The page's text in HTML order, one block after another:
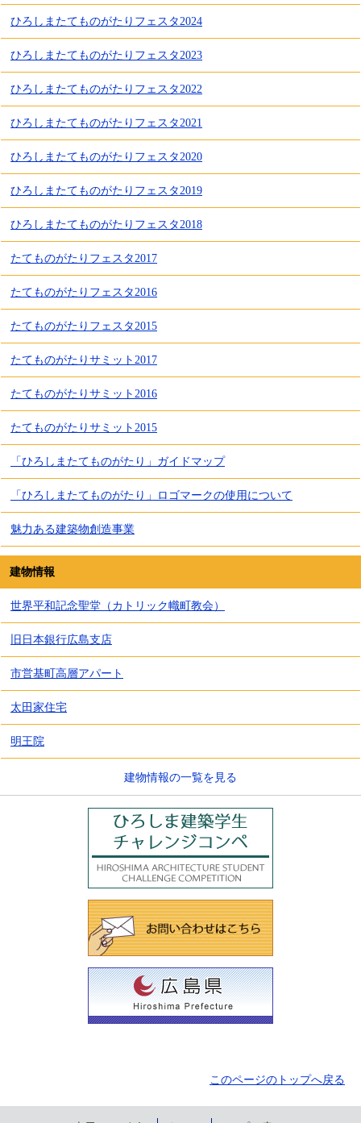
ひろしまたてものがたりフェスタ2024
ひろしまたてものがたりフェスタ2023
ひろしまたてものがたりフェスタ2022
ひろしまたてものがたりフェスタ2021
ひろしまたてものがたりフェスタ2020
ひろしまたてものがたりフェスタ2019
ひろしまたてものがたりフェスタ2018
たてものがたりフェスタ2017
たてものがたりフェスタ2016
たてものがたりフェスタ2015
たてものがたりサミット2017
たてものがたりサミット2016
たてものがたりサミット2015
「ひろしまたてものがたり」ガイドマップ
「ひろしまたてものがたり」ロゴマークの使用について
魅力ある建築物創造事業
建物情報
世界平和記念聖堂（カトリック幟町教会）
旧日本銀行広島支店
市営基町高層アパート
太田家住宅
明王院
建物情報の一覧を見る
このページのトップへ戻る